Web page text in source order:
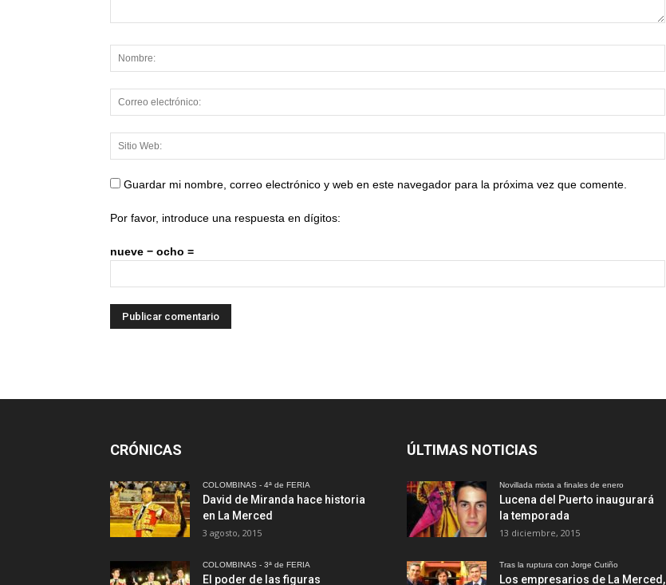
Guardar mi nombre, correo electrónico y web en este navegador para la próxima vez que comente.
Por favor, introduce una respuesta en dígitos:
nueve − ocho =
CRÓNICAS
COLOMBINAS - 4ª de FERIA
David de Miranda hace historia
en La Merced
3 agosto, 2015
COLOMBINAS - 3ª de FERIA
El poder de las figuras
ÚLTIMAS NOTICIAS
Novillada mixta a finales de enero
Lucena del Puerto inaugurará
la temporada
13 diciembre, 2015
Tras la ruptura con Jorge Cutiño
Los empresarios de La Merced,